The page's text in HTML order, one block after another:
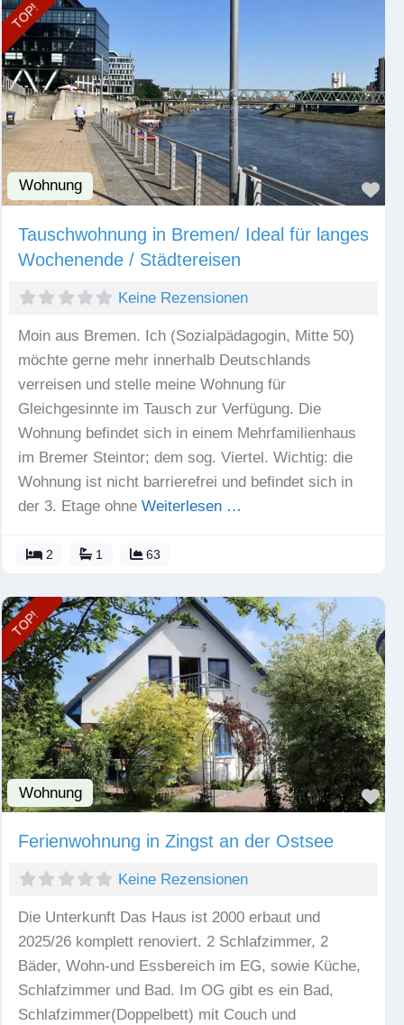
TOP!
Wohnung
Tauschwohnung in Bremen/ Ideal für langes
Wochenende / Städtereisen
Keine Rezensionen
Moin aus Bremen. Ich (Sozialpädagogin, Mitte 50)
möchte gerne mehr innerhalb Deutschlands
verreisen und stelle meine Wohnung für
Gleichgesinnte im Tausch zur Verfügung. Die
Wohnung befindet sich in einem Mehrfamilienhaus
im Bremer Steintor; dem sog. Viertel. Wichtig: die
Wohnung ist nicht barrierefrei und befindet sich in
der 3. Etage ohne Weiterlesen …
2 1 63
TOP!
Wohnung
Ferienwohnung in Zingst an der Ostsee
Keine Rezensionen
Die Unterkunft Das Haus ist 2000 erbaut und
2025/26 komplett renoviert. 2 Schlafzimmer, 2
Bäder, Wohn-und Essbereich im EG, sowie Küche,
Schlafzimmer und Bad. Im OG gibt es ein Bad,
Schlafzimmer(Doppelbett) mit Couch und